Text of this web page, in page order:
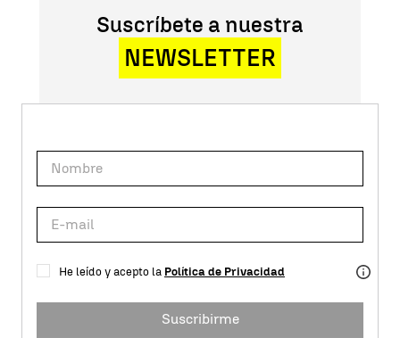
Suscríbete a nuestra
NEWSLETTER
He leído y acepto la Política de Privacidad
Suscribirme